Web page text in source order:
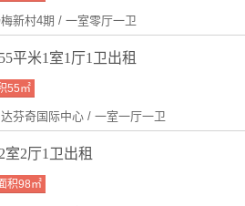
新村4期 / 一室零厅一卫
平米1室1厅1卫出租
55㎡
芬奇国际中心 / 一室一厅一卫
室2厅1卫出租
积98㎡